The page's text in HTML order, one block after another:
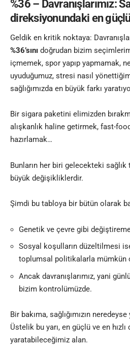
%36 – Davranışlarımız:
direksiyonundaki en
Geldik en kritik noktaya:
%36’sını doğrudan bizim
içmemek, spor yapıp yapmamak,
uyuduğumuz, stresi nasıl
sağlığımızda en büyük farkı
Bir sigara paketini elimizden
alışkanlık haline getirmek, fast-
hazırlamak…
Bunların her biri gelecekteki
büyük değişikliklerdir.
Şimdi bu tabloya bir bütün olarak
Genetik ve çevre gibi
Sosyal koşulların düzeltilmesi
toplumsal politikalarla mümkün
Ancak davranışlarımız, yani
bizim kontrolümüzde.
Bir bakıma, sağlığımızın
Üstelik bu yarı, en güçlü ve en
yaratabileceğimiz alan.